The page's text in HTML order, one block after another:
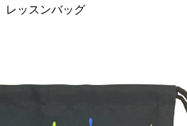
レッスンバッグ